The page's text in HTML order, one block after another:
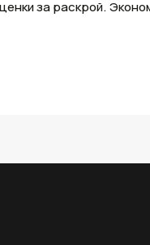
за раскрой.